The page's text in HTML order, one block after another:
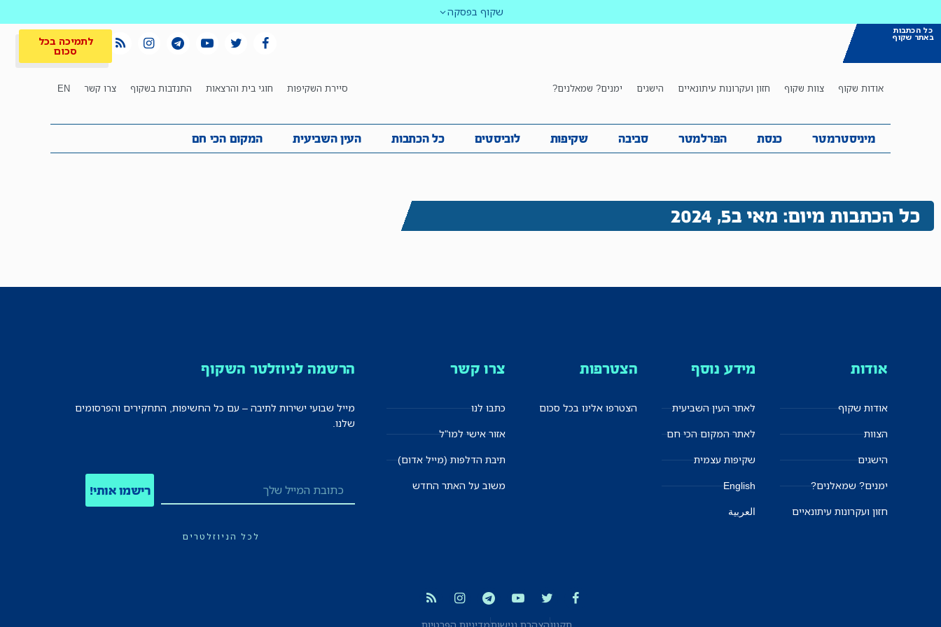
שקוף בפסקה
כל הכתבות
באתר שקוף לתמיכה בכל
סכום
אודות שקוף צוות שקוף חזון ועקרונות עיתונאיים הישגים ימנים? שמאלנים? סיירת השקיפות חוגי בית והרצאות התנדבות בשקוף צרו קשר EN
מיניסטרמטר כנסת הפרלמטר סביבה שקיפות לוביסטים כל הכתבות העין השביעית המקום הכי חם
מיניסטרמטר כנסת הפרלמטר סביבה שקיפות לוביסטים כל הכתבות העין השביעית המקום הכי חם לתמיכה בכל
כל הכתבות מיום: מאי ב5, 2024
אודות
אודות שקוף
הצוות
הישגים
ימנים? שמאלנים?
חזון ועקרונות עיתונאיים
מידע נוסף
לאתר העין השביעית
לאתר המקום הכי חם
שקיפות עצמית
English
العربية
הצטרפות
הצטרפו אלינו בכל סכום
צרו קשר
כתבו לנו
אזור אישי למו"ל
תיבת הדלפות (מייל אדום)
משוב על האתר החדש
הרשמה לניוזלטר השקוף
מייל שבועי ישירות לתיבה – עם כל החשיפות, התחקירים והפרסומים
שלנו.
רישמו אותי!
לכל הניוזלטרים
תקנוןהצהרת נגישותמדיניות הפרטיות